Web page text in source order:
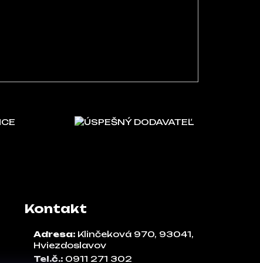
ÚSPEŠNÝ DODAVATEĽ
Kontakt
Adresa: Klinčeková 970, 93041,
Hviezdoslavov
Tel.č.: 0911 271 302